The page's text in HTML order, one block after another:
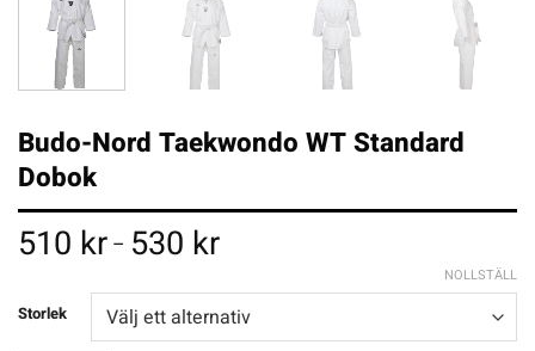
Budo-Nord Taekwondo WT Standard
Dobok
510 kr – 530 krPrice
through
530 kr
Storlek
NOLLSTÄLL